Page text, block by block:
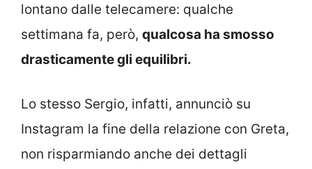
lontano dalle telecamere: qualche
settimana fa, però, qualcosa ha smosso
drasticamente gli equilibri.
Lo stesso Sergio, infatti, annunciò su
Instagram la fine della relazione con Greta,
non risparmiando anche dei dettagli